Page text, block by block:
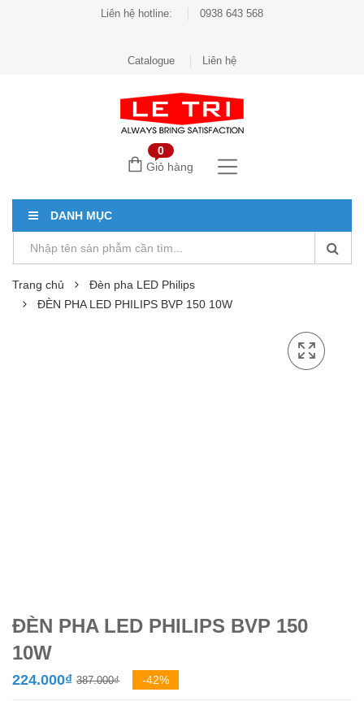
Liên hệ hotline: 0938 643 568
Catalogue Liên hệ
0
Giỏ hàng
DANH MỤC
Trang chủ
Đèn pha LED Philips
ĐÈN PHA LED PHILIPS BVP 150 10W
ĐÈN PHA LED PHILIPS BVP 150
10W
387.000₫Giá
224.000₫
Giá
-42%